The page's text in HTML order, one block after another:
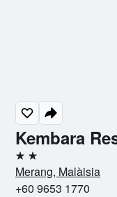
Kembara
2 estrelles
Merang, Malàisia
+60 9653 1770